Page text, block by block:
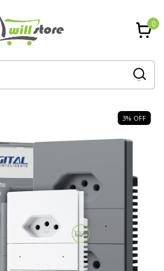
0
3% OFF